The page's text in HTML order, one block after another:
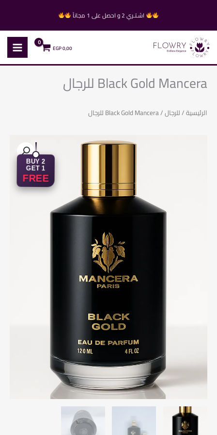
المحتوى
اشـتـري 2 و احصل على 1 مجاناً
0,00
EGP
Black Gold Mancera للرجال
الرئيسية/للرجال/ Black Gold Mancera للرجال
BUY 2
GET 1
FREE